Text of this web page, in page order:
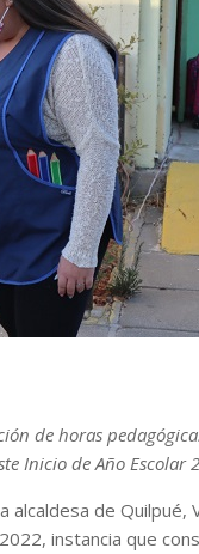
de horas
Inicio de Año Escolar
de Quilpué,
instancia que